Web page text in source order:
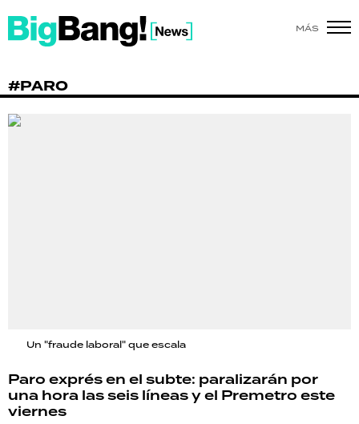
MÁS
#PARO
Un "fraude laboral" que escala
Paro exprés en el subte: paralizarán por
una hora las seis líneas y el Premetro este
viernes
SHOW
POLÍTICA
DEPORTES
TECNOLOGÍA